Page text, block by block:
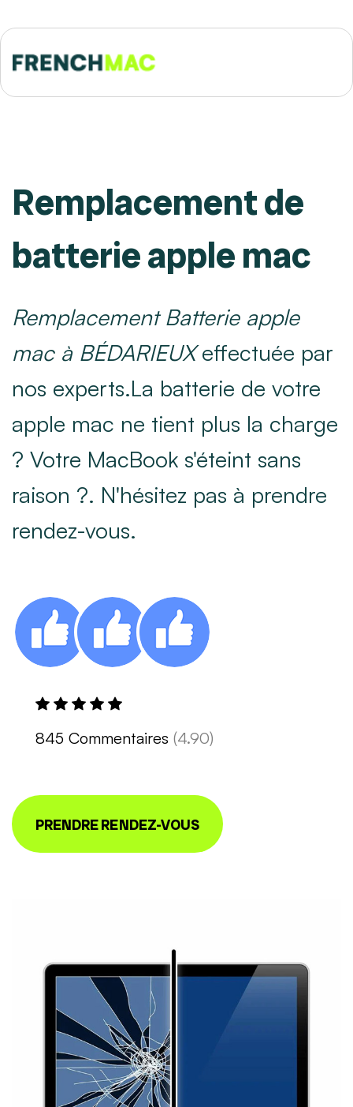
Remplacement de
batterie apple mac
Remplacement Batterie apple
mac à BÉDARIEUXeffectuée par
nos experts.La batterie de votre
apple mac ne tient plus la charge
? Votre MacBook s'éteint sans
raison ?. N'hésitez pas à prendre
rendez-vous.
845 Commentaires (4.90)
PRENDRE RENDEZ-VOUS